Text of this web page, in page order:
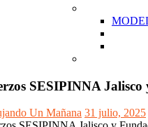
SESIPINNA
Un Mañana 31 julio, 2025